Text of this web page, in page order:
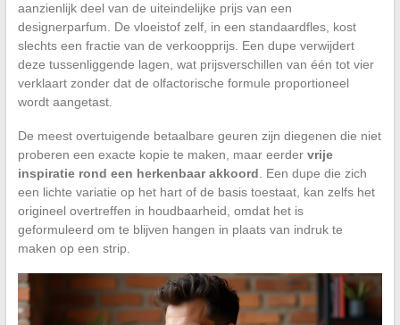
aanzienlijk deel van de uiteindelijke prijs van een
designerparfum. De vloeistof zelf, in een standaardfles, kost
slechts een fractie van de verkoopprijs. Een dupe verwijdert
deze tussenliggende lagen, wat prijsverschillen van één tot vier
verklaart zonder dat de olfactorische formule proportioneel
wordt aangetast.
De meest overtuigende betaalbare geuren zijn diegenen die niet
proberen een exacte kopie te maken, maar eerder vrije
inspiratie rond een herkenbaar akkoord . Een dupe die zich
een lichte variatie op het hart of de basis toestaat, kan zelfs het
origineel overtreffen in houdbaarheid, omdat het is
geformuleerd om te blijven hangen in plaats van indruk te
maken op een strip.